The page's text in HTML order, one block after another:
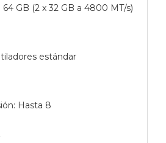
GB (2 x 32 GB a 4800 MT/s)
estándar
Hasta 8